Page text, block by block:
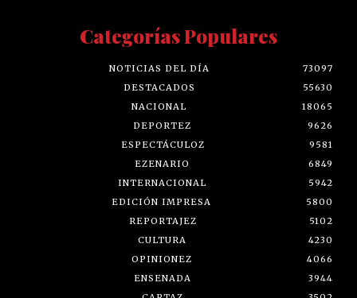
Categorías Populares
NOTICIAS DEL DÍA
73097
DESTACADOS
55630
NACIONAL
18065
DEPORTEZ
9626
ESPECTÁCULOZ
9581
EZENARIO
6849
INTERNACIONAL
5942
EDICIÓN IMPRESA
5800
REPORTAJEZ
5102
CULTURA
4230
OPINIONEZ
4066
ENSENADA
3944